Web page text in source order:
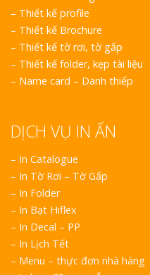
– Thiết kế profile
– Thiết kế Brochure
– Thiết kế tờ rơi, tờ gấp
– Thiết kế folder, kẹp tài liệu
– Name card – Danh thiếp
DỊCH VỤ IN ẤN
– In Catalogue
– In Tờ Rơi – Tờ Gấp
– In Folder
– In Bạt Hiflex
– In Decal – PP
– In Lịch Tết
– Menu – thực đơn nhà hàng